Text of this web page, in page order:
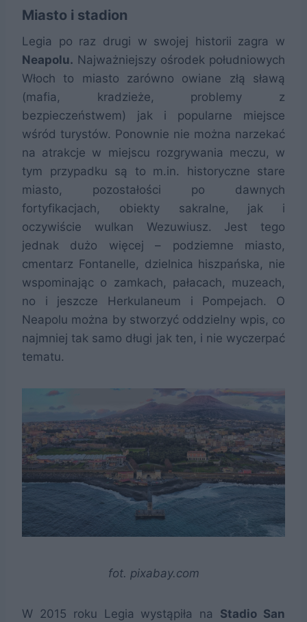
Miasto i stadion
Legia po raz drugi w swojej historii zagra w
Neapolu. Najważniejszy ośrodek południowych
Włoch to miasto zarówno owiane złą sławą
(mafia, kradzieże, problemy z
bezpieczeństwem) jak i popularne miejsce
wśród turystów. Ponownie nie można narzekać
na atrakcje w miejscu rozgrywania meczu, w
tym przypadku są to m.in. historyczne stare
miasto, pozostałości po dawnych
fortyfikacjach, obiekty sakralne, jak i
oczywiście wulkan Wezuwiusz. Jest tego
jednak dużo więcej – podziemne miasto,
cmentarz Fontanelle, dzielnica hiszpańska, nie
wspominając o zamkach, pałacach, muzeach,
no i jeszcze Herkulaneum i Pompejach. O
Neapolu można by stworzyć oddzielny wpis, co
najmniej tak samo długi jak ten, i nie wyczerpać
tematu.
fot. pixabay.com
W 2015 roku Legia wystąpiła na Stadio San